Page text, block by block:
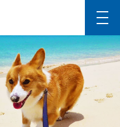
t
o
g
g
l
v